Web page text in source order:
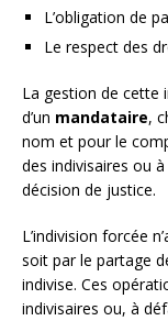
L’obligation de
Le respect des
La gestion de cette
d’un mandataire,
nom et pour le
des indivisaires ou
décision de justice.
L’indivision forcée
soit par le partage
indivise. Ces
indivisaires ou, à